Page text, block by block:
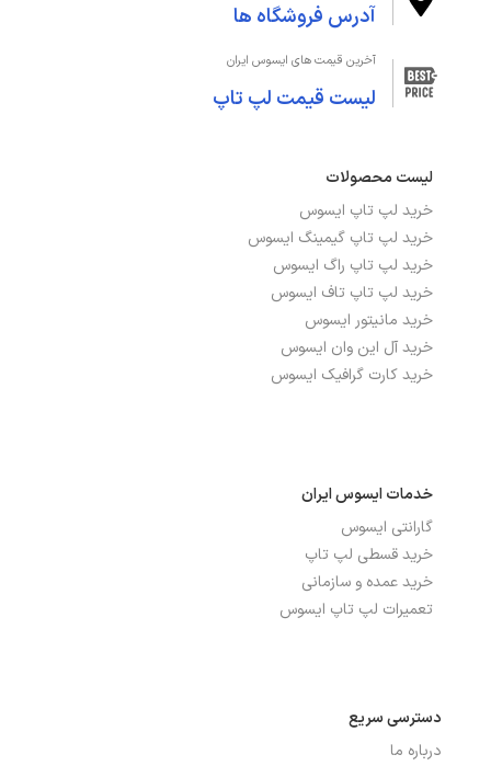
آدرس فروشگاه ها
آخرین قیمت های ایسوس ایران
لیست قیمت لپ تاپ
لیست محصولات
خرید لپ تاپ ایسوس
خرید لپ تاپ گیمینگ ایسوس
خرید لپ تاپ راگ ایسوس
خرید لپ تاپ تاف ایسوس
خرید مانیتور ایسوس
خرید آل این وان ایسوس
خرید کارت گرافیک ایسوس
خدمات ایسوس ایران
گارانتی ایسوس
خرید قسطی لپ تاپ
خرید عمده و سازمانی
تعمیرات لپ تاپ ایسوس
دسترسی سریع
درباره ما